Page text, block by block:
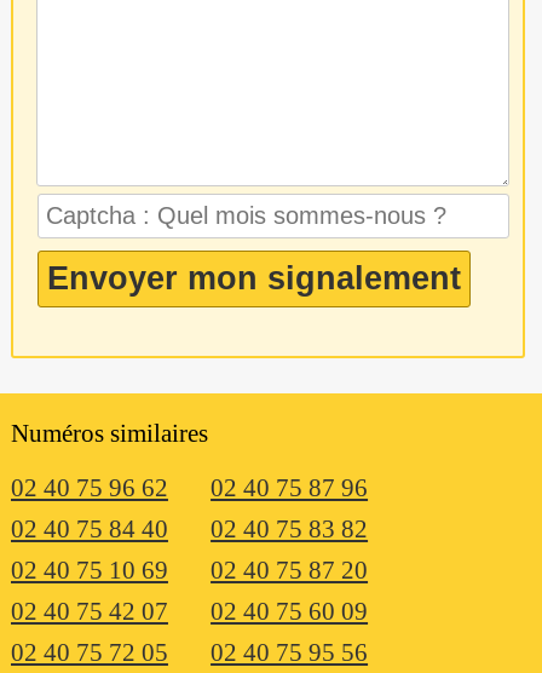
Numéros similaires
02 40 75 96 62
02 40 75 87 96
02 40 75 84 40
02 40 75 83 82
02 40 75 10 69
02 40 75 87 20
02 40 75 42 07
02 40 75 60 09
02 40 75 72 05
02 40 75 95 56